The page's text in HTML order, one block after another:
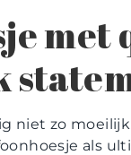
met
niet zo
als